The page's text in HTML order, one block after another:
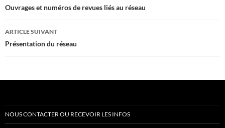
des
articles
Ouvrages et numéros de revues liés au réseau
ARTICLE SUIVANT
Présentation du réseau
NOUS CONTACTER OU RECEVOIR LES INFOS